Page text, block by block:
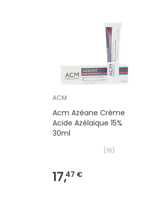
ACM
Acm Azéane Crème
Acide Azélaique 15%
30ml
(16)
17,47 €